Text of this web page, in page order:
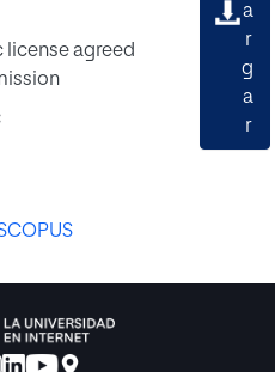
license agreed
a
r
g
a
r